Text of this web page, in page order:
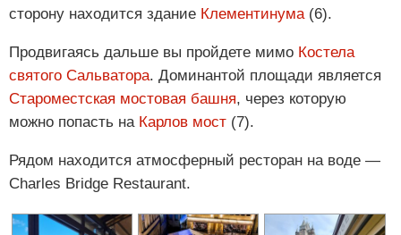
сторону находится здание Клементинума(6).
Продвигаясь дальше вы пройдете мимо Костела
святого Сальватора. Доминантой площади является
Староместская мостовая башня, через которую
можно попасть на Карлов мост (7).
Рядом находится атмосферный ресторан на воде —
Charles Bridge Restaurant.